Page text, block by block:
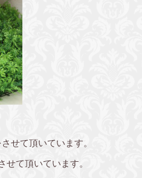
せて頂いています。
て頂いています。